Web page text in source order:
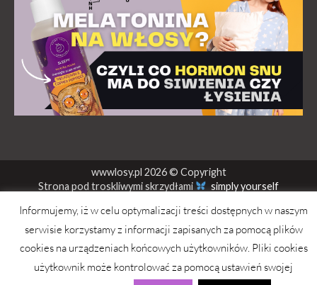
wwwlosy.pl 2026 © Copyright
Strona pod troskliwymi skrzydłami
simply yourself
Informujemy, iż w celu optymalizacji treści dostępnych w naszym
serwisie korzystamy z informacji zapisanych za pomocą plików
cookies na urządzeniach końcowych użytkowników. Pliki cookies
użytkownik może kontrolować za pomocą ustawień swojej